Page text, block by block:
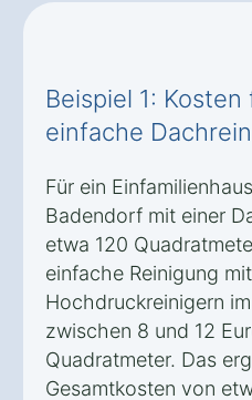
Beispiel 1:
einfache
Für ein
Badendorf mit einer
etwa 120
einfache Reinigung mit
Hochdruckreinigern
zwischen 8 und 12
Quadratmeter. Das
Gesamtkosten von